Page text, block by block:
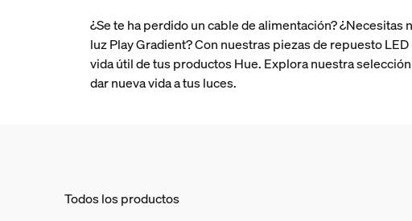
¿Se te ha perdido un cable de alimentación? ¿Necesitas
luz Play Gradient? Con nuestras piezas de repuesto
vida útil de tus productos Hue. Explora nuestra
dar nueva vida a tus luces.
Todos los productos